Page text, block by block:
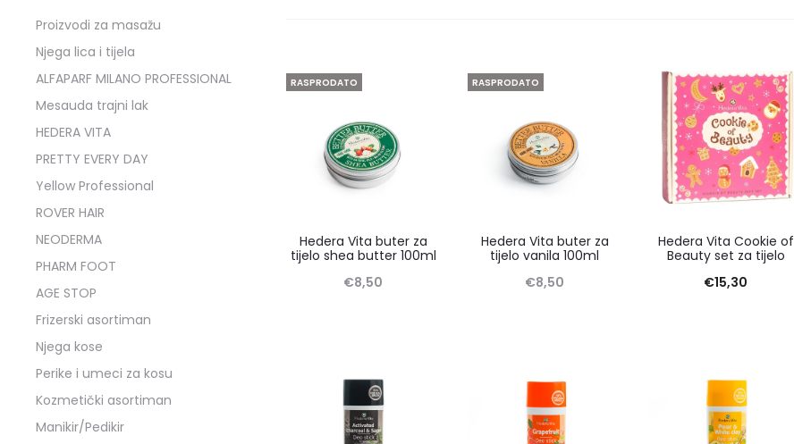
RASPRODATO
Hedera Vita buter za
tijelo shea butter 100ml
€8,50
RASPRODATO
Hedera Vita buter za
tijelo vanila 100ml
€8,50
Hedera Vita Cookie of
Beauty set za tijelo
€15,30
Proizvodi za masažu
Njega lica i tijela
ALFAPARF MILANO PROFESSIONAL
Mesauda trajni lak
HEDERA VITA
PRETTY EVERY DAY
Yellow Professional
ROVER HAIR
NEODERMA
PHARM FOOT
AGE STOP
Frizerski asortiman
Njega kose
Perike i umeci za kosu
Kozmetički asortiman
Manikir/Pedikir